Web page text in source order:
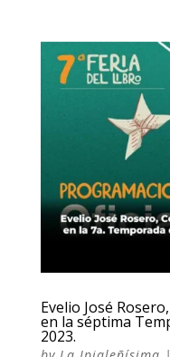
Evelio José
en la séptima
2023.